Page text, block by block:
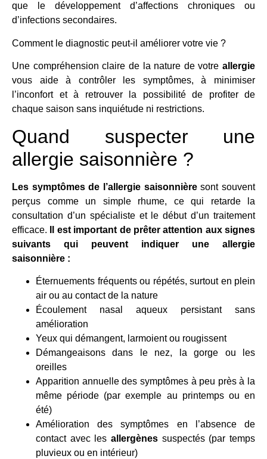
que le développement d’affections chroniques ou
d’infections secondaires.
Comment le diagnostic peut-il améliorer votre vie ?
Une compréhension claire de la nature de votre allergie
vous aide à contrôler les symptômes, à minimiser
l’inconfort et à retrouver la possibilité de profiter de
chaque saison sans inquiétude ni restrictions.
Quand suspecter une
allergie saisonnière ?
Les symptômes de l’allergie saisonnièresont souvent
perçus comme un simple rhume, ce qui retarde la
consultation d’un spécialiste et le début d’un traitement
efficace.
Il est important de prêter attention aux signes
suivants qui peuvent indiquer une allergie
saisonnière :
Éternuements fréquents ou répétés, surtout en plein
air ou au contact de la nature
Écoulement nasal aqueux persistant sans
amélioration
Yeux qui démangent, larmoient ou rougissent
Démangeaisons dans le nez, la gorge ou les
oreilles
Apparition annuelle des symptômes à peu près à la
même période (par exemple au printemps ou en
été)
Amélioration des symptômes en l’absence de
contact avec les allergènes suspectés (par temps
pluvieux ou en intérieur)